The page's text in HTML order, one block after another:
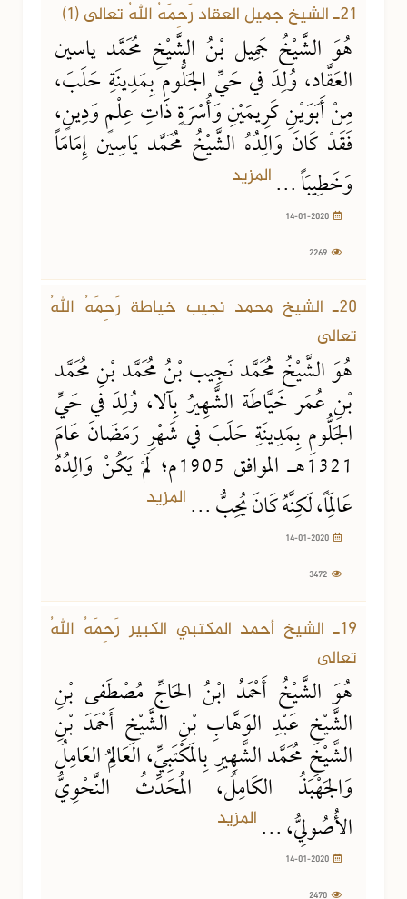
21ـ الشيخ جميل العقاد رَحِمَهُ اللهُ تعالى (1)
هُوَ الشَّيْخُ جَمِيل بْنُ الشَّيْخِ مُحَمَّد ياسين
العَقَّاد، وُلِدَ في حَيِّ الجَلُّومِ بِمَدِينَةِ حَلَبَ،
مِنْ أَبَوَيْنِ كَرِيمَيْنِ وَأُسْرَةٍ ذَاتِ عِلْمٍ وَدِينٍ،
فَقَدْ كَانَ وَالِدُهُ الشَّيْخُ مُحَمَّد يَاسِين إِمَامَاً
وَخَطِيبَاً ... المزيد
20ـ الشيخ محمد نجيب خياطة رَحِمَهُ اللهُ
تعالى
هُوَ الشَّيْخُ مُحَمَّد نَجِيب بْنُ مُحَمَّد بْنِ مُحَمَّد
بْنِ عُمَر خَيَّاطَة الشَّهِيرُ بِآلا، وُلِدَ في حَيِّ
الجَلُّومِ بِمَدِينَةِ حَلَبَ في شَهْرِ رَمَضَانَ عَامَ
1321هـ الموافق 1905م؛ لَمْ يَكُنْ وَالِدُهُ
عَالِمَاً، لَكِنَّهُ كَانَ يُحِبُّ ... المزيد
19ـ الشيخ أحمد المكتبي الكبير رَحِمَهُ اللهُ
تعالى
هُوَ الشَّيْخُ أَحْمَدُ ابْنُ الحَاجِّ مُصْطَفى بْنِ
الشَّيْخِ عَبْدِ الوَهَّابِ بْنِ الشَّيْخِ أَحْمَدَ بْنِ
الشَّيْخِ مُحَمَّد الشَّهِيرِ بِالمَكْتَبِيِّ، العَالِمُ العَامِلُ
وَالجَهْبَذُ الكَامِلُ، المُحَدِّثُ النَّحْوِيُّ
الأُصُولِيُّ، ... المزيد